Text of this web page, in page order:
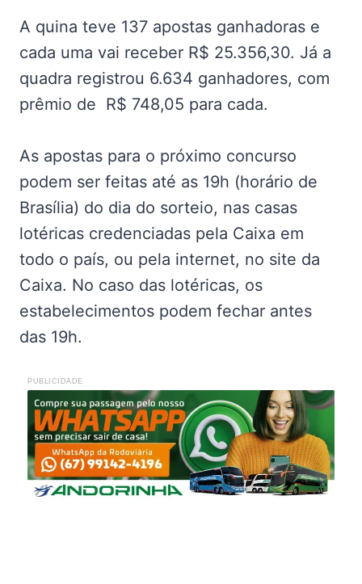
A quina teve 137 apostas ganhadoras e
cada uma vai receber R$ 25.356,30. Já a
quadra registrou 6.634 ganhadores, com
prêmio de R$ 748,05 para cada.
As apostas para o próximo concurso
podem ser feitas até as 19h (horário de
Brasília) do dia do sorteio, nas casas
lotéricas credenciadas pela Caixa em
todo o país, ou pela internet, no site da
Caixa. No caso das lotéricas, os
estabelecimentos podem fechar antes
das 19h.
PUBLICIDADE